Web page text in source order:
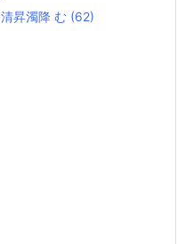
昇濁降 む (62)